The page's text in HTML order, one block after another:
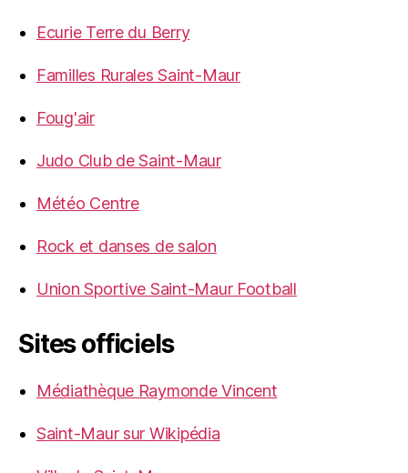
Ecurie Terre du Berry
Familles Rurales Saint-Maur
Foug'air
Judo Club de Saint-Maur
Météo Centre
Rock et danses de salon
Union Sportive Saint-Maur Football
Sites officiels
Médiathèque Raymonde Vincent
Saint-Maur sur Wikipédia